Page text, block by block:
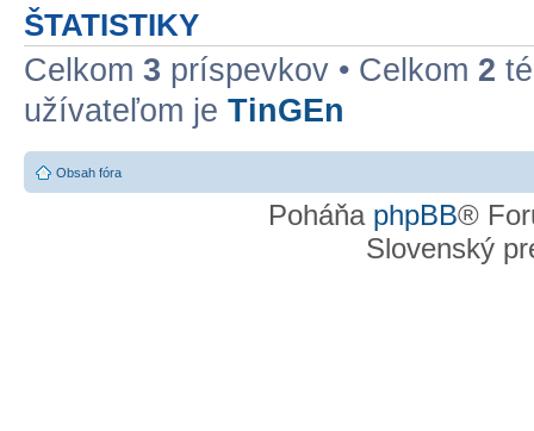
ŠTATISTIKY
Celkom 3 príspevkov • Celkom 2
užívateľom je TinGEn
Obsah fóra
Poháňa phpBB®
Slovenský